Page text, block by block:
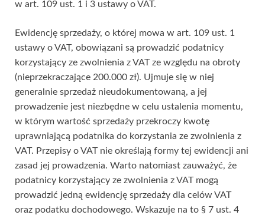
w art. 109 ust. 1 i 3 ustawy o VAT.
Ewidencję sprzedaży, o której mowa w art. 109 ust. 1
ustawy o VAT, obowiązani są prowadzić podatnicy
korzystający ze zwolnienia z VAT ze względu na obroty
(nieprzekraczające 200.000 zł). Ujmuje się w niej
generalnie sprzedaż nieudokumentowaną, a jej
prowadzenie jest niezbędne w celu ustalenia momentu,
w którym wartość sprzedaży przekroczy kwotę
uprawniającą podatnika do korzystania ze zwolnienia z
VAT. Przepisy o VAT nie określają formy tej ewidencji ani
zasad jej prowadzenia. Warto natomiast zauważyć, że
podatnicy korzystający ze zwolnienia z VAT mogą
prowadzić jedną ewidencję sprzedaży dla celów VAT
oraz podatku dochodowego. Wskazuje na to § 7 ust. 4